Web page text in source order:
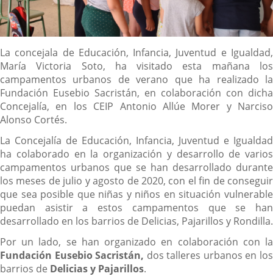
Descripción
La concejala de Educación, Infancia, Juventud e Igualdad,
María Victoria Soto, ha visitado esta mañana los
campamentos urbanos de verano que ha realizado la
Fundación Eusebio Sacristán, en colaboración con dicha
Concejalía, en los CEIP Antonio Allúe Morer y Narciso
Alonso Cortés.
La Concejalía de Educación, Infancia, Juventud e Igualdad
ha colaborado en la organización y desarrollo de varios
campamentos urbanos que se han desarrollado durante
los meses de julio y agosto de 2020, con el fin de conseguir
que sea posible que niñas y niños en situación vulnerable
puedan asistir a estos campamentos que se han
desarrollado en los barrios de Delicias, Pajarillos y Rondilla.
Por un lado, se han organizado en colaboración con la
Fundación Eusebio Sacristán, dos talleres urbanos en los
barrios de Delicias y Pajarillos.